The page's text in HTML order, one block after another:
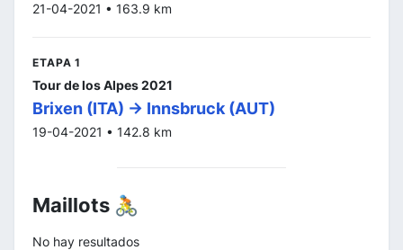
21-04-2021 • 163.9 km
ETAPA 1
Tour de los Alpes 2021
Brixen (ITA) -> Innsbruck (AUT)
19-04-2021 • 142.8 km
Maillots 🚴
No hay resultados